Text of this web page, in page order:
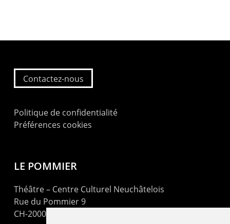
Contactez-nous
Politique de confidentialité
Préférences cookies
LE POMMIER
Théâtre – Centre Culturel Neuchâtelois
Rue du Pommier 9
CH-2000 Neuchâtel